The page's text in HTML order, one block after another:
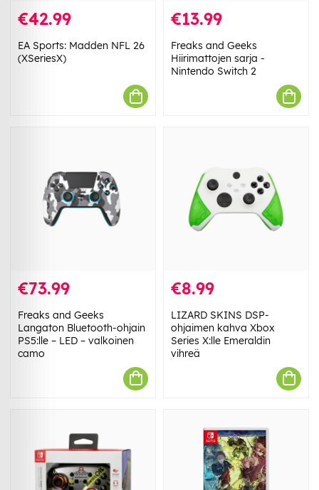
€42.99
EA Sports: Madden NFL 26
(XSeriesX)
€13.99
Freaks and Geeks
Hiirimattojen sarja -
Nintendo Switch 2
€73.99
Freaks and Geeks
Langaton Bluetooth-ohjain
PS5:lle – LED – valkoinen
camo
€8.99
LIZARD SKINS DSP-
ohjaimen kahva Xbox
Series X:lle Emeraldin
vihreä